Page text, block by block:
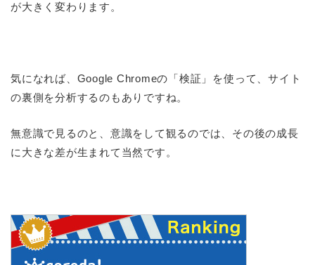
が大きく変わります。
気になれば、Google Chromeの「検証」を使って、サイト
の裏側を分析するのもありですね。
無意識で見るのと、意識をして観るのでは、その後の成長
に大きな差が生まれて当然です。